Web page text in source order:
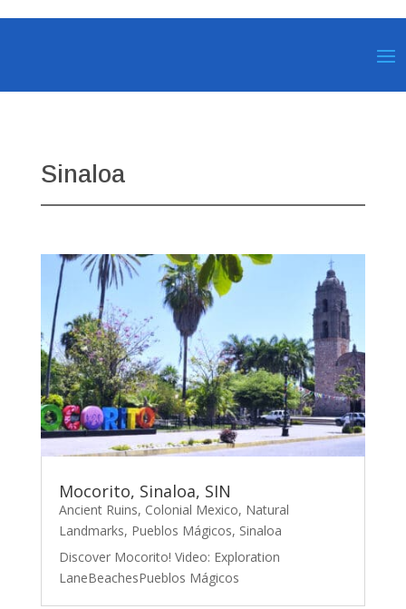
Sinaloa
Mocorito, Sinaloa, SIN
Ancient Ruins, Colonial Mexico, Natural
Landmarks, Pueblos Mágicos, Sinaloa
Discover Mocorito! Video: Exploration
LaneBeachesPueblos Mágicos